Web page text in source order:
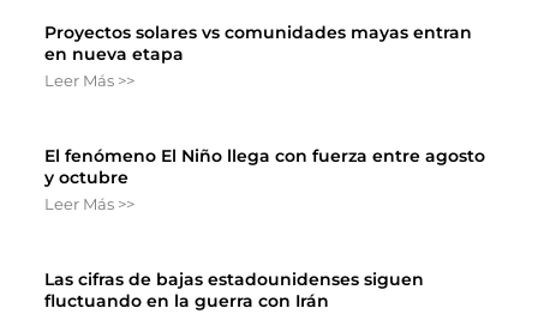
Proyectos solares vs comunidades mayas entran
en nueva etapa
Leer Más >>
El fenómeno El Niño llega con fuerza entre agosto
y octubre
Leer Más >>
Las cifras de bajas estadounidenses siguen
fluctuando en la guerra con Irán